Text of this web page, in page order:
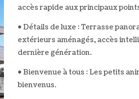
accès rapide aux principaux
• Détails de luxe : Terrasse
extérieurs aménagés, accès
dernière génération.
• Bienvenue à tous : Les petits
bienvenus.